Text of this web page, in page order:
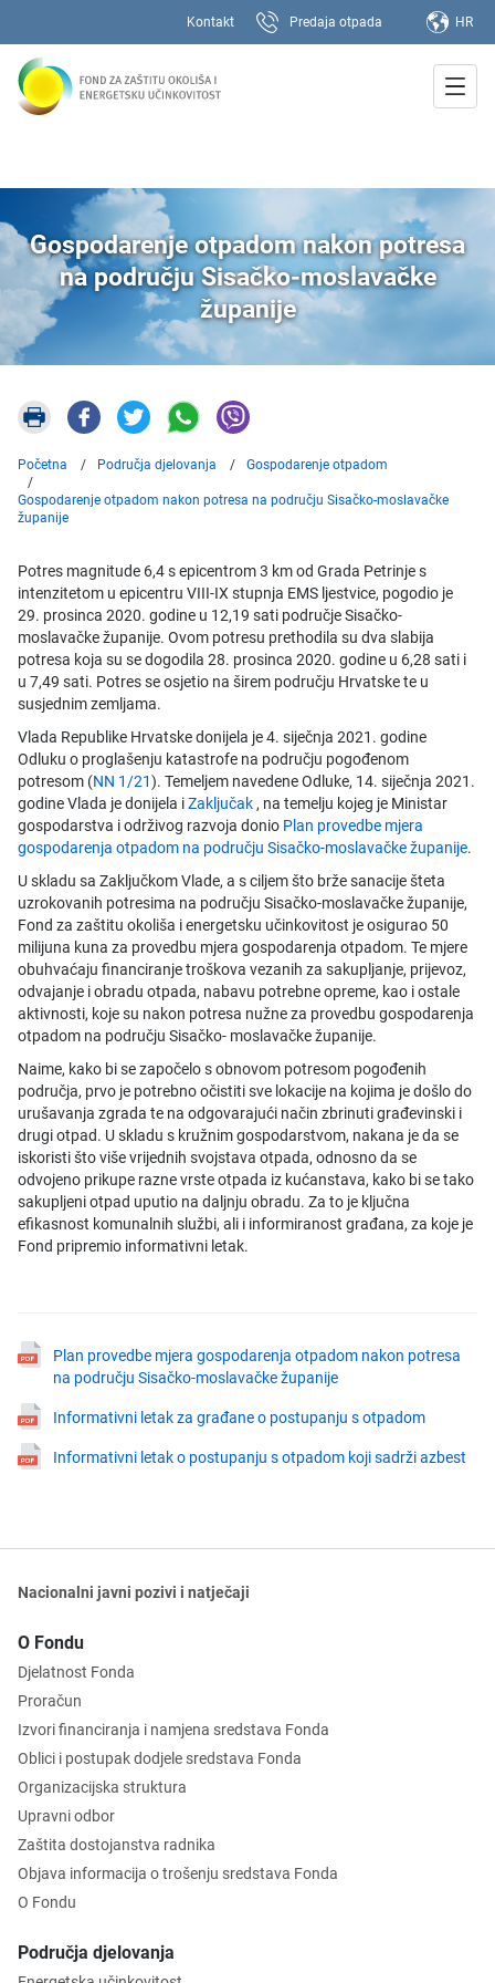
Kontakt Predaja otpada HR
Gospodarenje otpadom nakon potresa
na području Sisačko-moslavačke
županije
Početna Područja djelovanja Gospodarenje otpadom
Gospodarenje otpadom nakon potresa na području Sisačko-moslavačke
županije
Potres magnitude 6,4 s epicentrom 3 km od Grada Petrinje s
intenzitetom u epicentru VIII-IX stupnja EMS ljestvice, pogodio je
29. prosinca 2020. godine u 12,19 sati područje Sisačko-
moslavačke županije. Ovom potresu prethodila su dva slabija
potresa koja su se dogodila 28. prosinca 2020. godine u 6,28 sati i
u 7,49 sati. Potres se osjetio na širem području Hrvatske te u
susjednim zemljama.
Vlada Republike Hrvatske donijela je 4. siječnja 2021. godine
Odluku o proglašenju katastrofe na području pogođenom
potresom (NN 1/21). Temeljem navedene Odluke, 14. siječnja 2021.
godine Vlada je donijela iZaključak , na temelju kojeg je Ministar
gospodarstva i održivog razvoja donio Plan provedbe mjera
gospodarenja otpadom na području Sisačko-moslavačke županije.
U skladu sa Zaključkom Vlade, a s ciljem što brže sanacije šteta
uzrokovanih potresima na području Sisačko-moslavačke županije,
Fond za zaštitu okoliša i energetsku učinkovitost je osigurao 50
milijuna kuna za provedbu mjera gospodarenja otpadom. Te mjere
obuhvaćaju financiranje troškova vezanih za sakupljanje, prijevoz,
odvajanje i obradu otpada, nabavu potrebne opreme, kao i ostale
aktivnosti, koje su nakon potresa nužne za provedbu gospodarenja
otpadom na području Sisačko- moslavačke županije.
Naime, kako bi se započelo s obnovom potresom pogođenih
područja, prvo je potrebno očistiti sve lokacije na kojima je došlo do
urušavanja zgrada te na odgovarajući način zbrinuti građevinski i
drugi otpad. U skladu s kružnim gospodarstvom, nakana je da se
iskoristi što više vrijednih svojstava otpada, odnosno da se
odvojeno prikupe razne vrste otpada iz kućanstava, kako bi se tako
sakupljeni otpad uputio na daljnju obradu. Za to je ključna
efikasnost komunalnih službi, ali i informiranost građana, za koje je
Fond pripremio informativni letak.
Plan provedbe mjera gospodarenja otpadom nakon potresa
na području Sisačko-moslavačke županije
Informativni letak za građane o postupanju s otpadom
Informativni letak o postupanju s otpadom koji sadrži azbest
Nacionalni javni pozivi i natječaji
O Fondu
Djelatnost Fonda
Proračun
Izvori financiranja i namjena sredstava Fonda
Oblici i postupak dodjele sredstava Fonda
Organizacijska struktura
Upravni odbor
Zaštita dostojanstva radnika
Objava informacija o trošenju sredstava Fonda
O Fondu
Područja djelovanja